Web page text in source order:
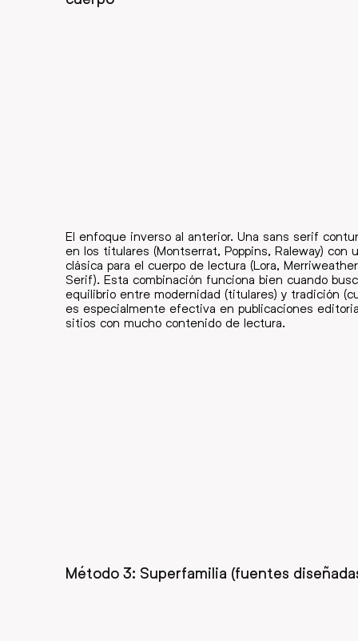
El enfoque inverso al anterior. Una sans serif
en los titulares (Montserrat, Poppins, Raleway) con
clásica para el cuerpo de lectura (Lora,
Serif). Esta combinación funciona bien cuando
equilibrio entre modernidad (titulares) y tradición
es especialmente efectiva en publicaciones
sitios con mucho contenido de lectura.
Método 3: Superfamilia (fuentes